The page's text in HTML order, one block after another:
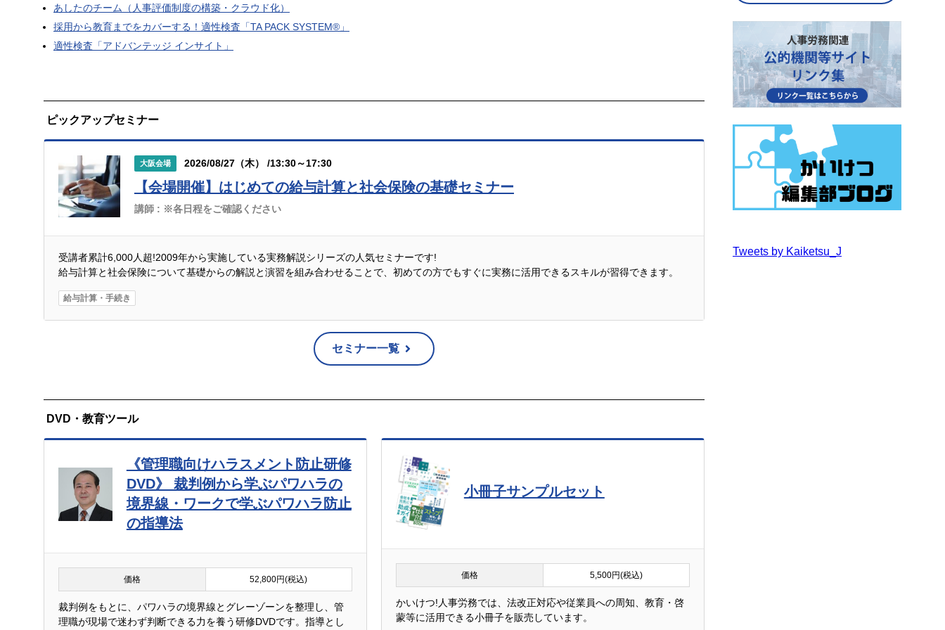
あしたのチーム（人事評価制度の構築・クラウド化）
採用から教育までをカバーする！適性検査「TA PACK SYSTEM®」
適性検査「アドバンテッジ インサイト」
ピックアップセミナー
大阪会場 2026/08/27（木） /13:30～17:30
【会場開催】はじめての給与計算と社会保険の基礎セミナー
講師 : ※各日程をご確認ください
受講者累計6,000人超!2009年から実施している実務解説シリーズの人気セミナーです!
給与計算と社会保険について基礎からの解説と演習を組み合わせることで、初めての方でもすぐに実務に活用できるスキルが習得できます。
給与計算・手続き
セミナー一覧
DVD・教育ツール
《管理職向けハラスメント防止研修
DVD》 裁判例から学ぶパワハラの
境界線・ワークで学ぶパワハラ防止
の指導法
価格 52,800円(税込)
裁判例をもとに、パワハラの境界線とグレーゾーンを整理し、管
理職が現場で迷わず判断できる力を養う研修DVDです。指導とし
小冊子サンプルセット
価格 5,500円(税込)
かいけつ!人事労務では、法改正対応や従業員への周知、教育・啓
蒙等に活用できる小冊子を販売しています。
Tweets by Kaiketsu_J